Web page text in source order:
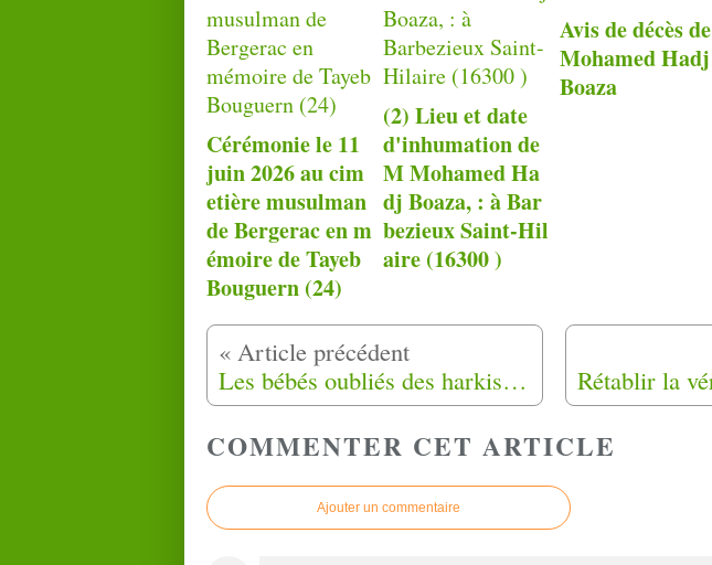
Cérémonie le 11
juin 2026 au cim
etière musulman
de Bergerac en m
émoire de Tayeb
Bouguern (24)
(2) Lieu et date
d'inhu­ma­tion de
M Mohamed Ha
dj Boaza, : à Bar
bezieux Saint-Hil
aire (16300 )
Avis de décès de
Mohamed Hadj
Boaza
Les bébés oubliés des harkis dans le camp de Rivesaltes (66)
COMMENTER CET ARTICLE
Ajouter un commentaire